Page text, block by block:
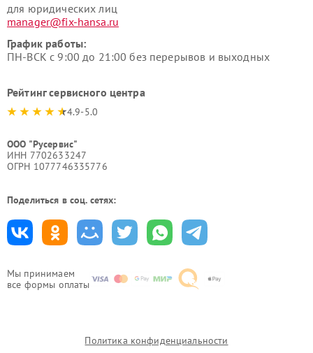
Мы принимаем
все формы оплаты
для юридических лиц
manager@fix-hansa.ru
График работы:
ПН-ВСК с 9:00 до 21:00 без перерывов и выходных
Рейтинг сервисного центра
4.9-5.0
ООО "Русервис"
ИНН 7702633247
ОГРН 1077746335776
Поделиться в соц. сетях:
Политика конфиденциальности